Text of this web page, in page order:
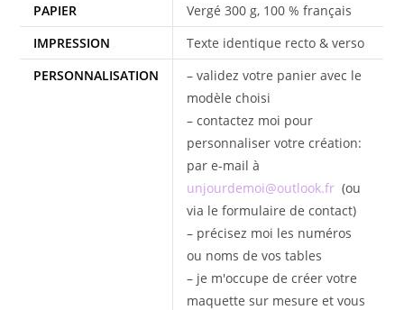
PAPIER
Vergé 300 g, 100 % français
IMPRESSION
Texte identique recto & verso
PERSONNALISATION
– validez votre panier avec le
modèle choisi
– contactez moi pour
personnaliser votre création:
par e-mail à
unjourdemoi@outlook.fr (ou
via le formulaire de contact)
– précisez moi les numéros
ou noms de vos tables
– je m'occupe de créer votre
maquette sur mesure et vous